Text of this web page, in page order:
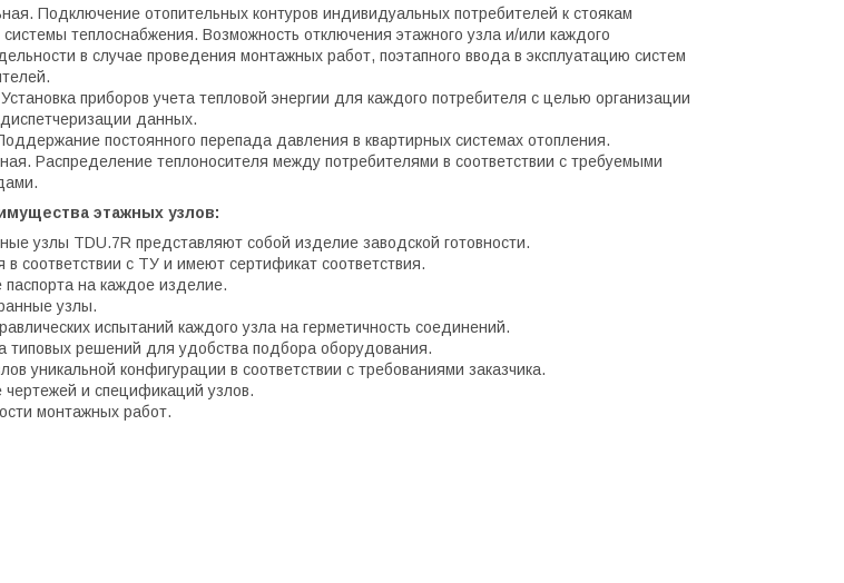
Подключение отопительных контуров индивидуальных потребителей к стоякам
теплоснабжения. Возможность отключения этажного узла и/или каждого
в случае проведения монтажных работ, поэтапного ввода в эксплуатацию систем
приборов учета тепловой энергии для каждого потребителя с целью организации
данных.
постоянного перепада давления в квартирных системах отопления.
Распределение теплоносителя между потребителями в соответствии с требуемыми
этажных узлов:
узлы TDU.7R представляют собой изделие заводской готовности.
в соответствии с ТУ и имеют сертификат соответствия.
на каждое изделие.
узлы.
испытаний каждого узла на герметичность соединений.
типовых решений для удобства подбора оборудования.
уникальной конфигурации в соответствии с требованиями заказчика.
и спецификаций узлов.
монтажных работ.